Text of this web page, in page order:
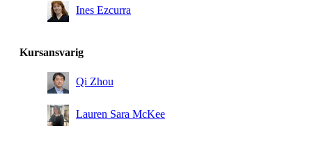
Ines Ezcurra
Kursansvarig
Qi Zhou
Lauren Sara McKee